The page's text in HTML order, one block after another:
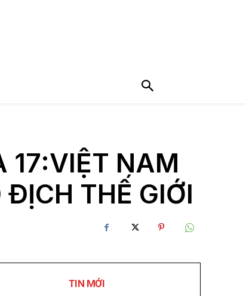
17:VIỆT NAM
THẾ GIỚI
TIN MỚI